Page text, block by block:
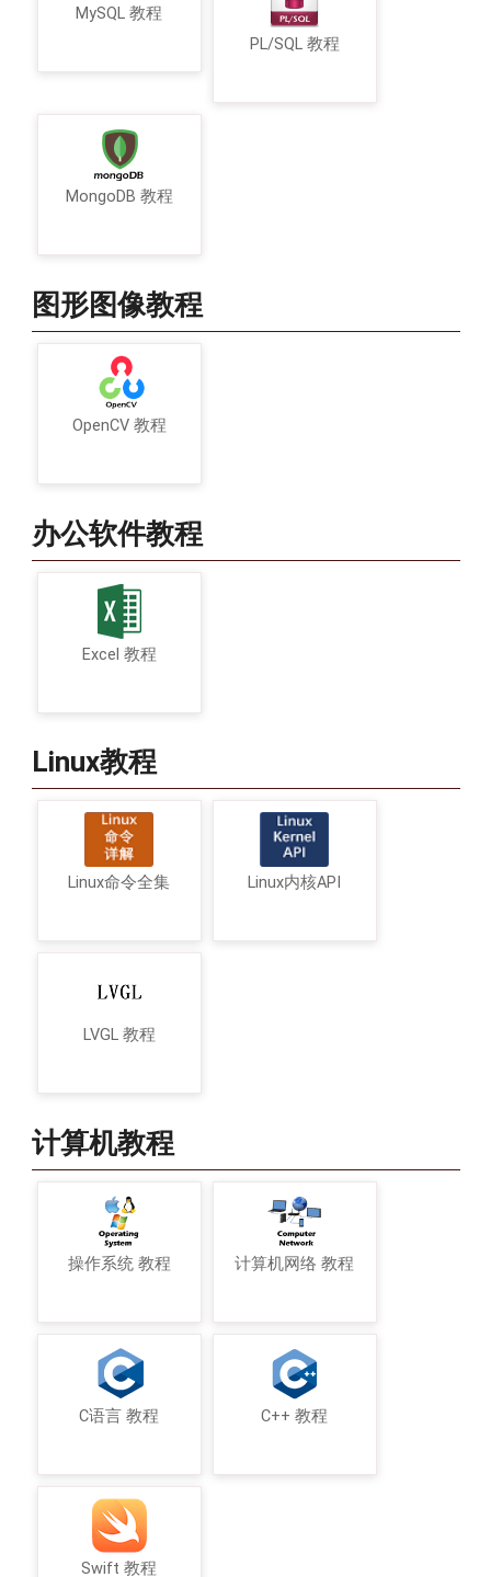
MySQL 教程
PL/SQL 教程
MongoDB 教程
图形图像教程
OpenCV 教程
办公软件教程
Excel 教程
Linux教程
Linux命令全集 Linux内核API
LVGL 教程
计算机教程
操作系统 教程 计算机网络 教程
C语言 教程 C++ 教程
Swift 教程